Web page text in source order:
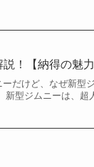
！【納得の魅力
だけど、なぜ新型
新型ジムニーは、超